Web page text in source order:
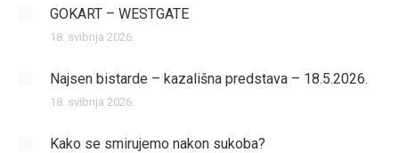
GOKART – WESTGATE
18. svibnja 2026.
Najsen bistarde – kazališna predstava – 18.5.2026.
18. svibnja 2026.
Kako se smirujemo nakon sukoba?